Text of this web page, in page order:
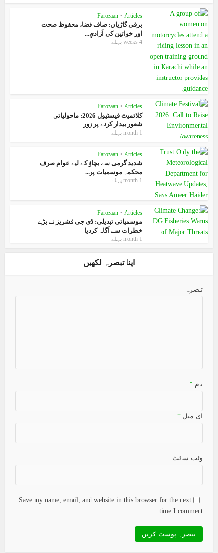
Articles
•
Farozaan
برقی گاڑیاں: صاف فضا، محفوظ صحت
اور خواتین کی آزادیِ...
4 weeks پہلے
Articles
•
Farozaan
کلائمیٹ فیسٹیول 2026: ماحولیاتی
شعور بیدار کرنے پر زور
1 month پہلے
Articles
•
Farozaan
شدید گرمی سے بچاؤ کے لیے عوام صرف
محکمہ موسمیات پر...
1 month پہلے
Articles
•
Farozaan
موسمیاتی تبدیلی: ڈی جی فشریز نے بڑے
خطرات سے آگاہ کردیا
1 month پہلے
اپنا تبصرہ لکھیں
تبصرہ
نام*
ای میل*
وئب سائٹ
Save my name, email, and website in this browser for the next
time I comment.